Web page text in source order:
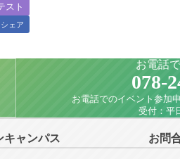
スト
シェア
お電話
078-
お電話でのイベント参加
受付：平
キャンパス お問